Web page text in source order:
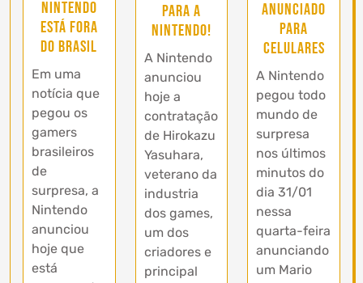
Nintendo
está fora
do Brasil
Em uma
notícia que
pegou os
gamers
brasileiros
de
surpresa, a
Nintendo
anunciou
hoje que
está
para a
Nintendo!
A Nintendo
anunciou
hoje a
contratação
de Hirokazu
Yasuhara,
veterano da
industria
dos games,
um dos
criadores e
principal
anunciado
para
celulares
A Nintendo
pegou todo
mundo de
surpresa
nos últimos
minutos do
dia 31/01
nessa
quarta-feira
anunciando
um Mario